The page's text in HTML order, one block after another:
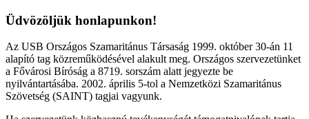
Üdvözöljük honlapunkon!
Az USB Országos Szamaritánus Társaság 1999. október 30-án 11
alapító tag közreműködésével alakult meg. Országos szervezetünket
a Fővárosi Bíróság a 8719. sorszám alatt jegyezte be
nyilvántartásába. 2002. április 5-tol a Nemzetközi Szamaritánus
Szövetség (SAINT) tagjai vagyunk.